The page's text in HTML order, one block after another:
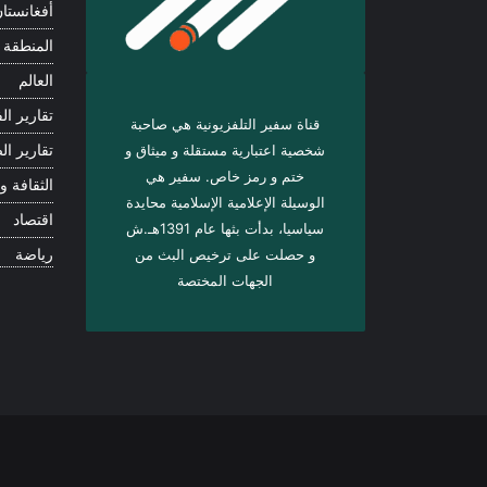
قناة سفير التلفزيونية هي صاحبة
شخصية اعتبارية مستقلة و ميثاق و
ختم و رمز خاص. سفیر هي
الوسيلة الإعلامية الإسلامية محايدة
سياسيا، بدأت بثها عام 1391هـ.ش
و حصلت على ترخيص البث من
الجهات المختصة
المنطقة
العالم
تقارير
تقارير
الثقافة
اقتصاد
رياضة